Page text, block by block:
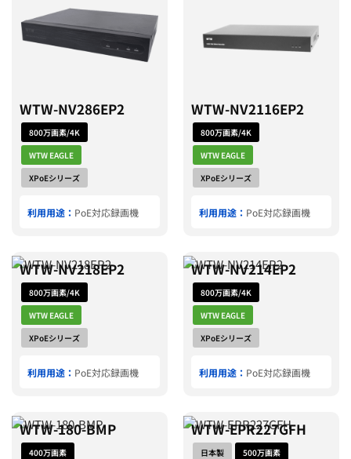
WTW-NV286EP2
800万画素/4K
WTW EAGLE
XPoEシリーズ
利用用途： PoE対応録画機
WTW-NV2116EP2
800万画素/4K
WTW EAGLE
XPoEシリーズ
利用用途： PoE対応録画機
WTW-NV218EP2
800万画素/4K
WTW EAGLE
XPoEシリーズ
利用用途： PoE対応録画機
WTW-NV214EP2
800万画素/4K
WTW EAGLE
XPoEシリーズ
利用用途： PoE対応録画機
WTW-180-BMP
400万画素
WTW-EPR227GFH
日本製
500万画素